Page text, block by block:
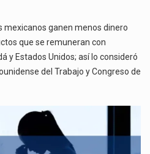
mexicanos ganen menos dinero
que se remuneran con
y Estados Unidos; así lo consideró
del Trabajo y Congreso de